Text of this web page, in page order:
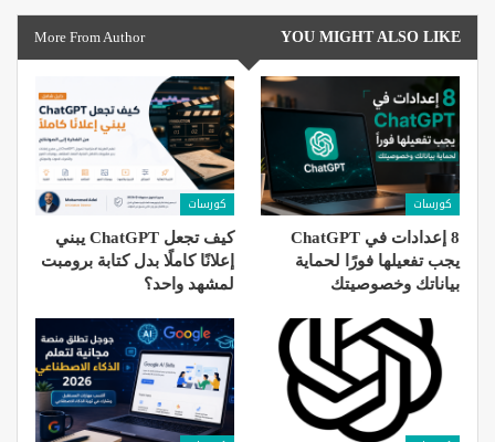
YOU MIGHT ALSO LIKE
More From Author
كورسات
8 إعدادات في ChatGPT
يجب تفعيلها فورًا لحماية
بياناتك وخصوصيتك
كورسات
كيف تجعل ChatGPT يبني
إعلانًا كاملًا بدل كتابة برومبت
لمشهد واحد؟